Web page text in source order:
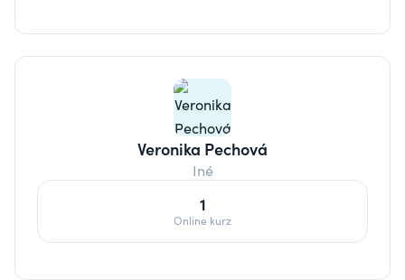
Veronika Pechová
Iné
1
Online kurz